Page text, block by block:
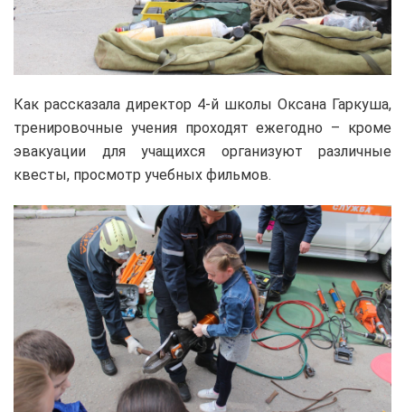
Как рассказала директор 4-й школы Оксана Гаркуша,
тренировочные учения проходят ежегодно – кроме
эвакуации для учащихся организуют различные
квесты, просмотр учебных фильмов.